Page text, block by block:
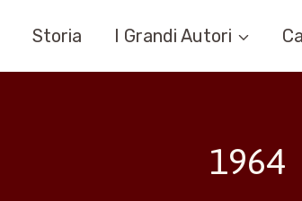
Storia I Grandi Autori
1964